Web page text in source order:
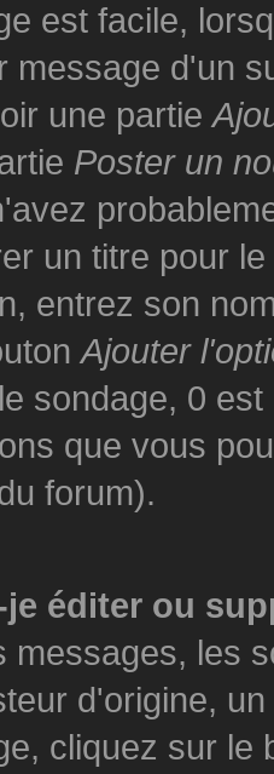
est facile,
message d'un
une partie
Poster un
un titre pour
entrez son
Ajouter
sondage, 0
que vous
forum).
éditer ou
messages, les
d'origine,
cliquez sur le